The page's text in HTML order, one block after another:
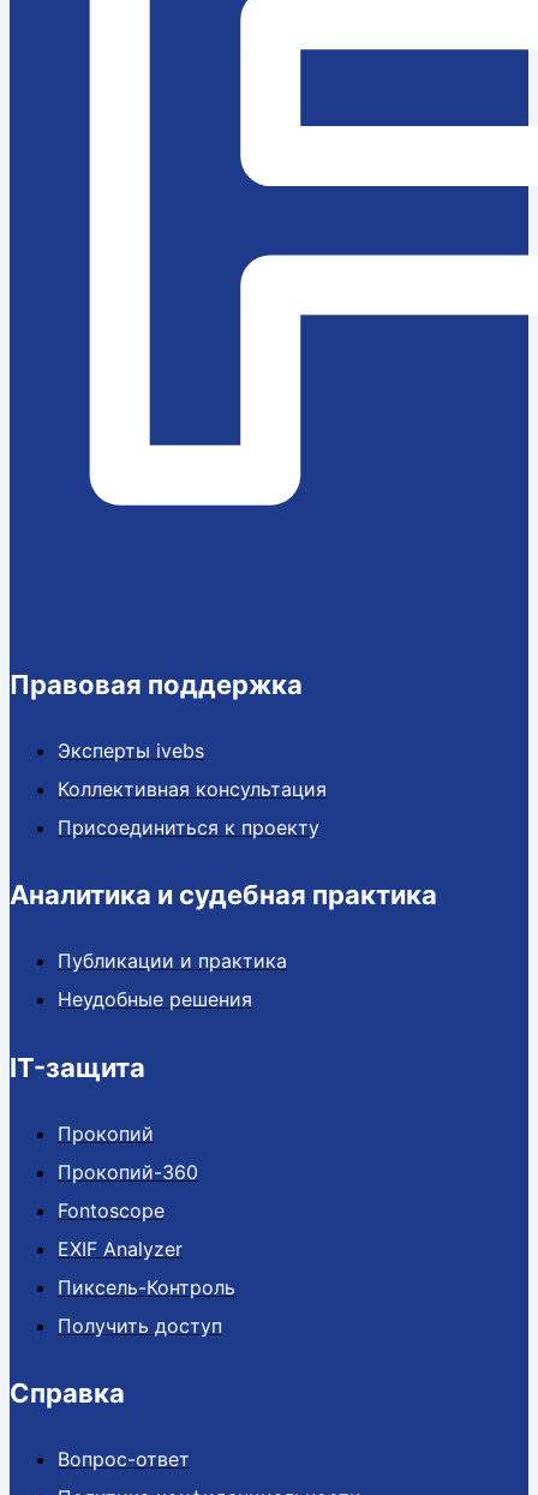
Правовая поддержка
Эксперты ivebs
Коллективная консультация
Присоединиться к проекту
Аналитика и судебная практика
Публикации и практика
Неудобные решения
IT-защита
Прокопий
Прокопий-360
Fontoscope
EXIF Analyzer
Пиксель-Контроль
Получить доступ
Справка
Вопрос-ответ